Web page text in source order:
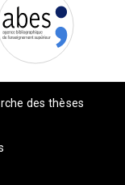
des thèses